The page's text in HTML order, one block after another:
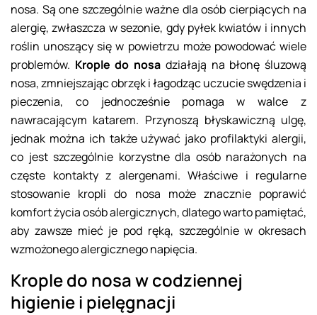
nosa. Są one szczególnie ważne dla osób cierpiących na
alergię, zwłaszcza w sezonie, gdy pyłek kwiatów i innych
roślin unoszący się w powietrzu może powodować wiele
problemów. Krople do nosa działają na błonę śluzową
nosa, zmniejszając obrzęk i łagodząc uczucie swędzenia i
pieczenia, co jednocześnie pomaga w walce z
nawracającym katarem. Przynoszą błyskawiczną ulgę,
jednak można ich także używać jako profilaktyki alergii,
co jest szczególnie korzystne dla osób narażonych na
częste kontakty z alergenami. Właściwe i regularne
stosowanie kropli do nosa może znacznie poprawić
komfort życia osób alergicznych, dlatego warto pamiętać,
aby zawsze mieć je pod ręką, szczególnie w okresach
wzmożonego alergicznego napięcia.
Krople do nosa w codziennej
higienie i pielęgnacji